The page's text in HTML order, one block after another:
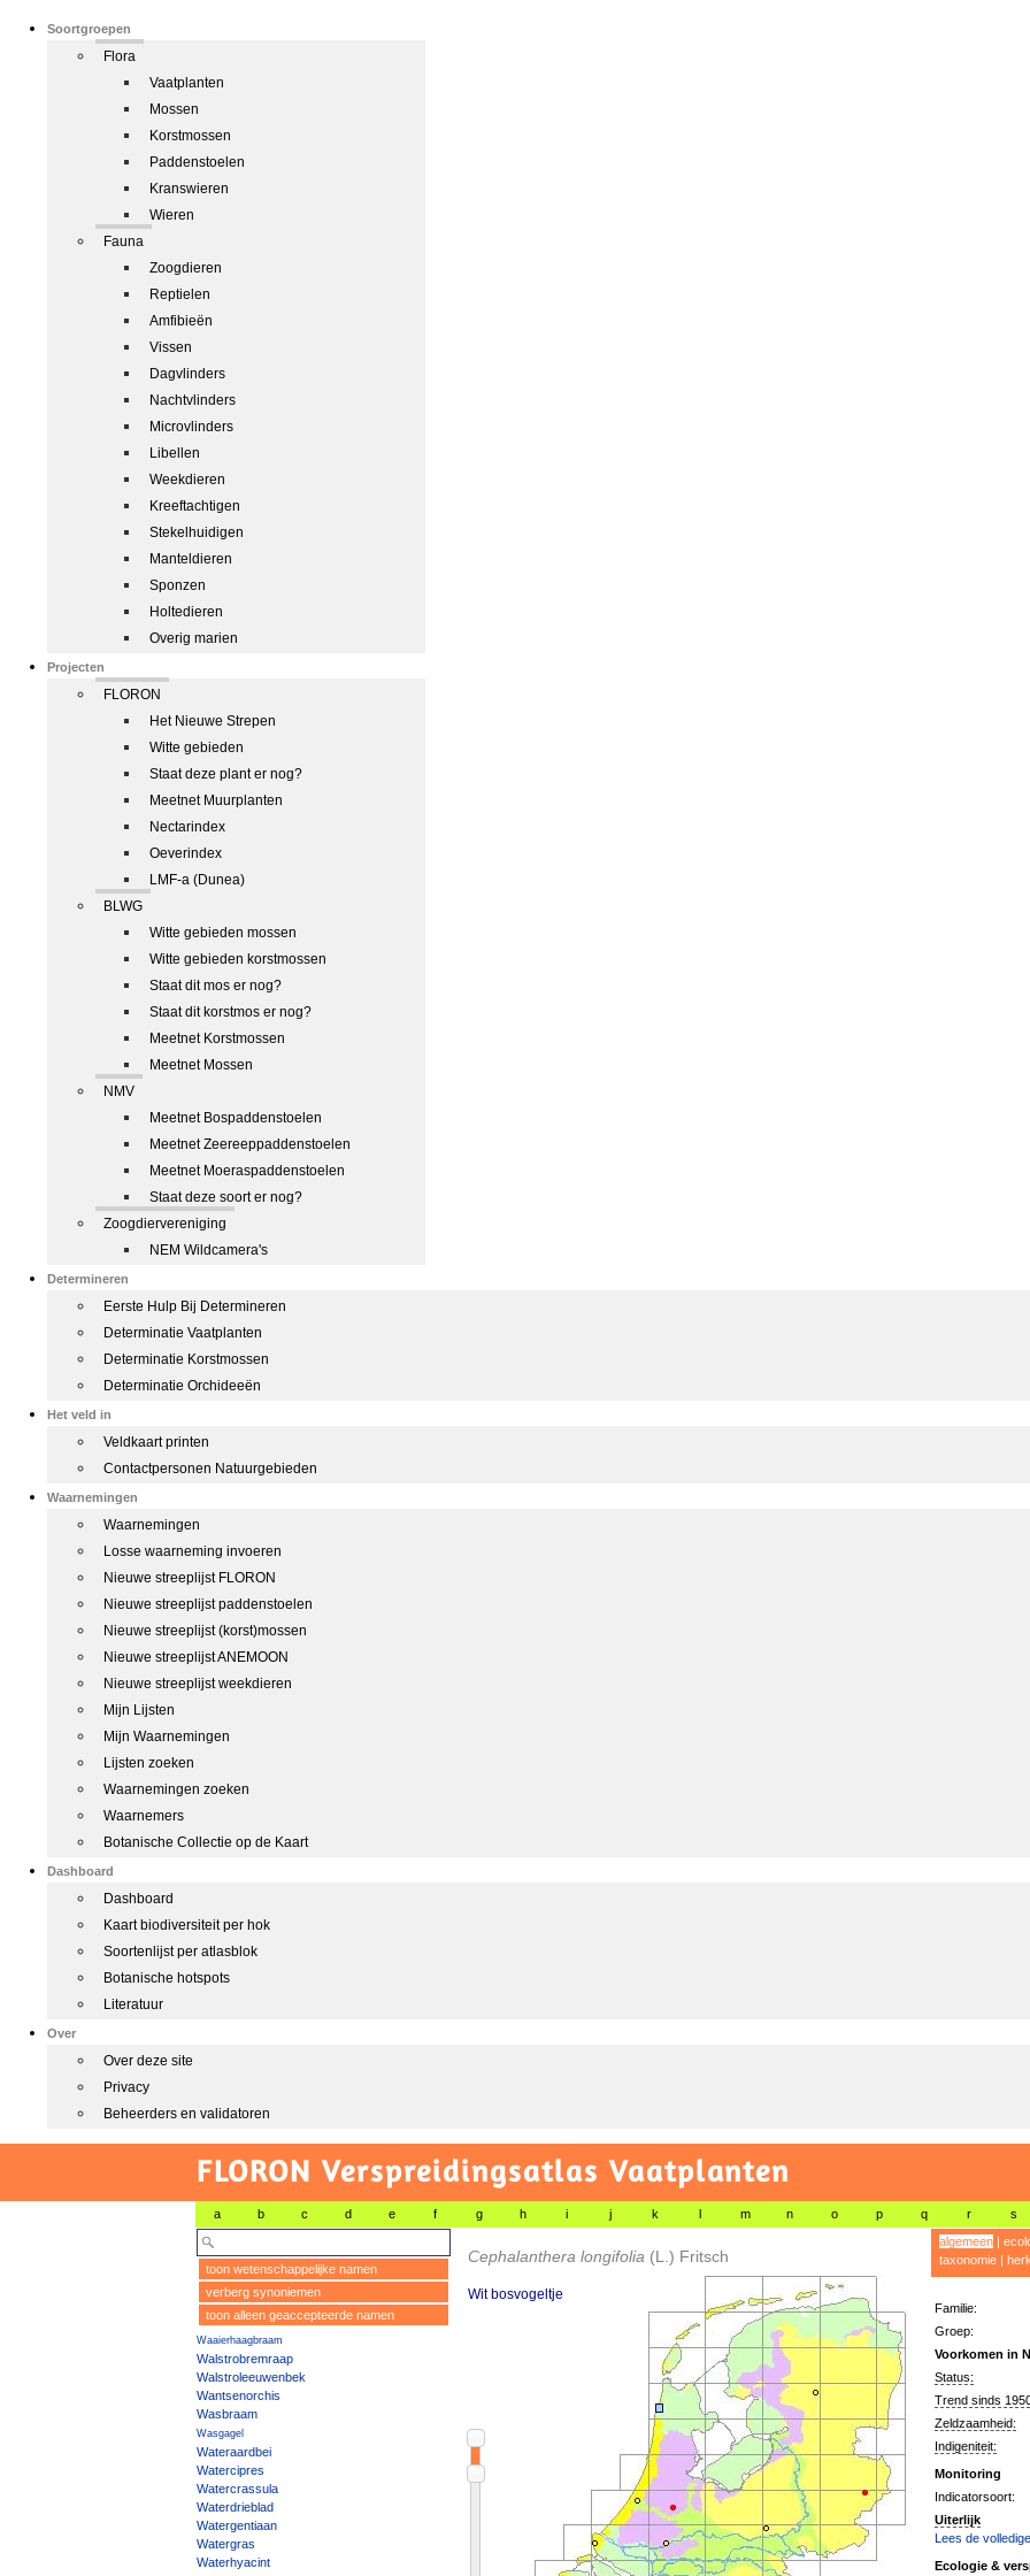
Soortgroepen
Flora
Vaatplanten
Mossen
Korstmossen
Paddenstoelen
Kranswieren
Wieren
Fauna
Zoogdieren
Reptielen
Amfibieën
Vissen
Dagvlinders
Nachtvlinders
Microvlinders
Libellen
Weekdieren
Kreeftachtigen
Stekelhuidigen
Manteldieren
Sponzen
Holtedieren
Overig marien
Projecten
FLORON
Het Nieuwe Strepen
Witte gebieden
Staat deze plant er nog?
Meetnet Muurplanten
Nectarindex
Oeverindex
LMF-a (Dunea)
BLWG
Witte gebieden mossen
Witte gebieden korstmossen
Staat dit mos er nog?
Staat dit korstmos er nog?
Meetnet Korstmossen
Meetnet Mossen
NMV
Meetnet Bospaddenstoelen
Meetnet Zeereeppaddenstoelen
Meetnet Moeraspaddenstoelen
Staat deze soort er nog?
Zoogdiervereniging
NEM Wildcamera's
Determineren
Eerste Hulp Bij Determineren
Determinatie Vaatplanten
Determinatie Korstmossen
Determinatie Orchideeën
Het veld in
Veldkaart printen
Contactpersonen Natuurgebieden
Waarnemingen
Waarnemingen
Losse waarneming invoeren
Nieuwe streeplijst FLORON
Nieuwe streeplijst paddenstoelen
Nieuwe streeplijst (korst)mossen
Nieuwe streeplijst ANEMOON
Nieuwe streeplijst weekdieren
Mijn Lijsten
Mijn Waarnemingen
Lijsten zoeken
Waarnemingen zoeken
Waarnemers
Botanische Collectie op de Kaart
Dashboard
Dashboard
Kaart biodiversiteit per hok
Soortenlijst per atlasblok
Botanische hotspots
Literatuur
Over
Over deze site
Privacy
Beheerders en validatoren
FLORON Verspreidingsatlas Vaatplanten
a b c d e f g h i j k l m n o p q r s
toon wetenschappelijke namen
verberg synoniemen
toon alleen geaccepteerde namen
Waaierhaagbraam
Walstrobremraap
Walstroleeuwenbek
Wantsenorchis
Wasbraam
Wasgagel
Wateraardbei
Watercipres
Watercrassula
Waterdrieblad
Watergentiaan
Watergras
Waterhyacint
Cephalanthera longifolia (L.) Fritsch
Wit bosvogeltje
algemeen|
taxonomie|
Familie:
Groep:
Voorkomen in
Status:
Trend sinds
Zeldzaamheid:
Indigeniteit:
Monitoring
Indicatorsoort:
Uiterlijk
Lees de
Ecologie &